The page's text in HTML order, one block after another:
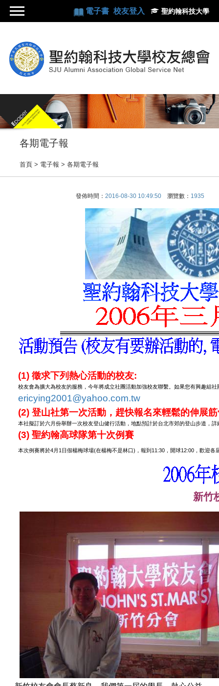
電子書 校友登入 聖約翰科技大學
各期電子報
首頁 > 電子報 > 各期電子報
發佈時間： 2016-08-30 10:49:50 瀏覽數： 1935
(1) 徵求下列熱心活動的校友:
校友會為擴大為校友的服務，今年將成立社團活動加強校友聯繫。如果您有興趣組
ericying2001@yahoo.com.tw
(2) 登山社第一次活動，趕快報名來輕鬆的伸展
本社擬訂於六月份舉辦一次校友登山健行活動，地點預計於台北市郊的登山步道，
(3) 聖約翰高球隊第十次例賽
本次例賽將於4月 1 日假楊梅球場(在楊梅不是林口 ) ，報到 11:30，開球12:00，歡迎各
新竹